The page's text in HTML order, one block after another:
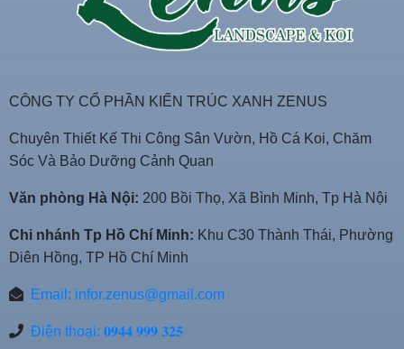
CÔNG TY CỔ PHẦN KIẾN TRÚC XANH ZENUS
Chuyên Thiết Kế Thi Công Sân Vườn, Hồ Cá Koi, Chăm
Sóc Và Bảo Dưỡng Cảnh Quan
Văn phòng Hà Nội: 200 Bồi Thọ, Xã Bình Minh, Tp Hà Nội
Chi nhánh Tp Hồ Chí Minh: Khu C30 Thành Thái, Phường
Diên Hồng, TP Hồ Chí Minh
Email: infor.zenus@gmail.com
Điện thoại: 𝟎𝟗𝟒𝟒 𝟗𝟗𝟗 𝟑𝟐𝟓